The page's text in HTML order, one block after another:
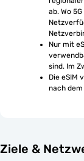
ab. Wo
Nur mit
sind. Im
Die eSIM
nach
Ziele &